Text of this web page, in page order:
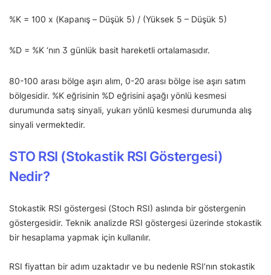
%K = 100 x (Kapanış – Düşük 5) / (Yüksek 5 – Düşük 5)
%D = %K ‘nın 3 günlük basit hareketli ortalamasıdır.
80-100 arası bölge aşırı alım, 0-20 arası bölge ise aşırı satım
bölgesidir. %K eğrisinin %D eğrisini aşağı yönlü kesmesi
durumunda satış sinyali, yukarı yönlü kesmesi durumunda alış
sinyali vermektedir.
STO RSI (Stokastik RSI Göstergesi)
Nedir?
Stokastik RSI göstergesi (Stoch RSI) aslında bir göstergenin
göstergesidir. Teknik analizde RSI göstergesi üzerinde stokastik
bir hesaplama yapmak için kullanılır.
RSI fiyattan bir adım uzaktadır ve bu nedenle RSI’nın stokastik